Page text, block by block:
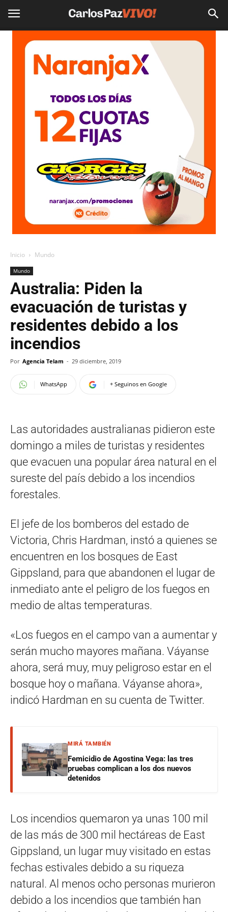
Inicio Mundo
Mundo
Australia: Piden la
evacuación de turistas y
residentes debido a los
incendios
Por Agencia Telam - 29 diciembre, 2019
WhatsApp + Seguinos en Google
Las autoridades australianas pidieron este
domingo a miles de turistas y residentes
que evacuen una popular área natural en el
sureste del país debido a los incendios
forestales.
El jefe de los bomberos del estado de
Victoria, Chris Hardman, instó a quienes se
encuentren en los bosques de East
Gippsland, para que abandonen el lugar de
inmediato ante el peligro de los fuegos en
medio de altas temperaturas.
«Los fuegos en el campo van a aumentar y
serán mucho mayores mañana. Váyanse
ahora, será muy, muy peligroso estar en el
bosque hoy o mañana. Váyanse ahora»,
indicó Hardman en su cuenta de Twitter.
MIRÁ TAMBIÉN
Femicidio de Agostina Vega: las tres
pruebas complican a los dos nuevos
detenidos
Los incendios quemaron ya unas 100 mil
de las más de 300 mil hectáreas de East
Gippsland, un lugar muy visitado en estas
fechas estivales debido a su riqueza
natural. Al menos ocho personas murieron
debido a los incendios que también han